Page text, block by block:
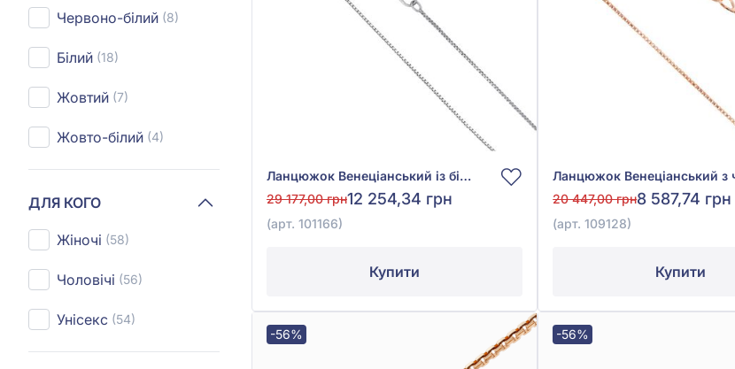
Червоно-білий (8)
Білий (18)
Жовтий (7)
Жовто-білий (4)
ДЛЯ КОГО
Жіночі (58)
Чоловічі (56)
Унісекс (54)
Ланцюжок Венеціанський із білого золота 585° без вставки, арт. 101166
29 177,00 грн12 254,34 грн
(арт. 101166)
Купити
20 447,00 грн8 587,74 грн
(арт. 109128)
Купити
-56% -56%